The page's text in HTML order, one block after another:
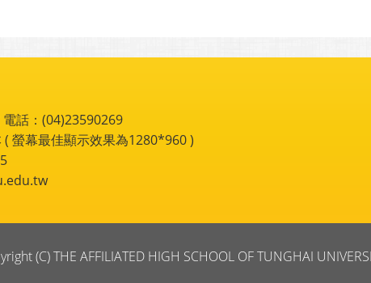
話：(04)23590269
螢幕最佳顯示效果為1280*960 )
(C) THE AFFILIATED HIGH SCHOOL OF TUNGHAI